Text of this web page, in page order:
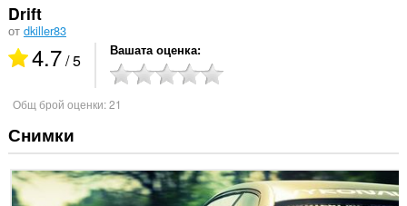
Drift
от dkiller83
4.7/ 5 Вашата оценка
Общ брой оценки:21
Снимки